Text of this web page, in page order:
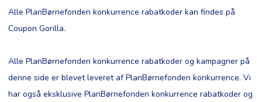
Alle PlanBørnefonden konkurrence rabatkoder kan findes på
Coupon Gorilla.
Alle PlanBørnefonden konkurrence rabatkoder og kampagner på
denne side er blevet leveret af PlanBørnefonden konkurrence. Vi
har også eksklusive PlanBørnefonden konkurrence rabatkoder og